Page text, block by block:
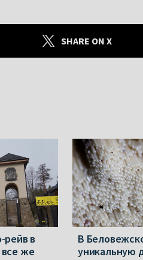
SHARE ON X
рейв в
же
В
уникальную